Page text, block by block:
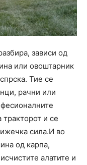
зависи од
или овоштарник
Тие се
рачни или
тракторот и се
сила.И во
од карпа,
алатите и